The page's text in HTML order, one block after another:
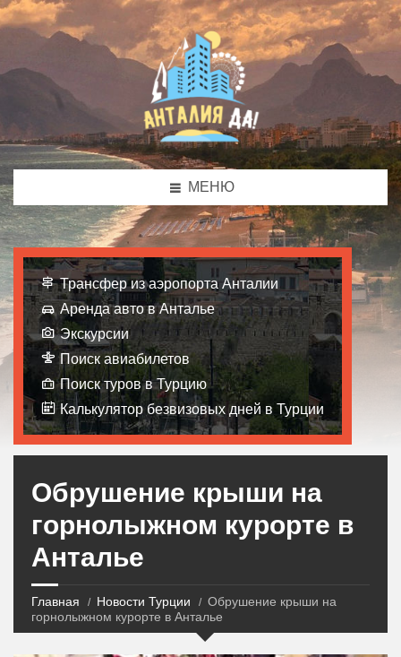
МЕНЮ
Трансфер из аэропорта Анталии
Аренда авто в Анталье
Экскурсии
Поиск авиабилетов
Поиск туров в Турцию
Калькулятор безвизовых дней в Турции
Обрушение крыши на
горнолыжном курорте в
Анталье
Главная Новости Турции
Обрушение крыши на
горнолыжном курорте в Анталье